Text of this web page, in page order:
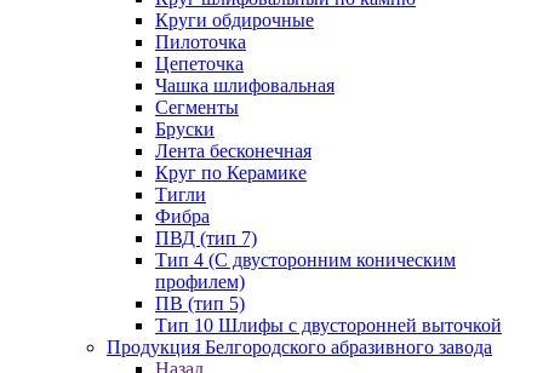
Круги обдирочные
Пилоточка
Цепеточка
Чашка шлифовальная
Сегменты
Бруски
Лента бесконечная
Круг по Керамике
Тигли
Фибра
ПВД (тип 7)
Тип 4 (С двусторонним коническим
профилем)
ПВ (тип 5)
Тип 10 Шлифы с двусторонней выточкой
Продукция Белгородского абразивного завода
Назад